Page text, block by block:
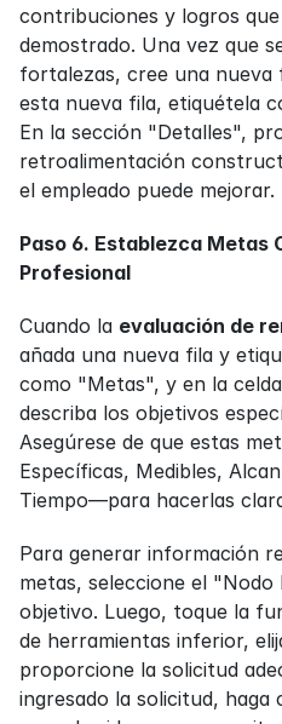
contribuciones y logros
demostrado. Una vez que
fortalezas, cree una nueva
esta nueva fila, etiquétela
En la sección "Detalles",
retroalimentación
el empleado puede mejorar.
Paso 6. Establezca Metas
Profesional
Cuando la evaluación de
añada una nueva fila y
como "Metas", y en la
describa los objetivos
Asegúrese de que estas
Específicas, Medibles,
Tiempo—para hacerlas
Para generar información
metas, seleccione el
objetivo. Luego, toque la
de herramientas inferior,
proporcione la solicitud
ingresado la solicitud,